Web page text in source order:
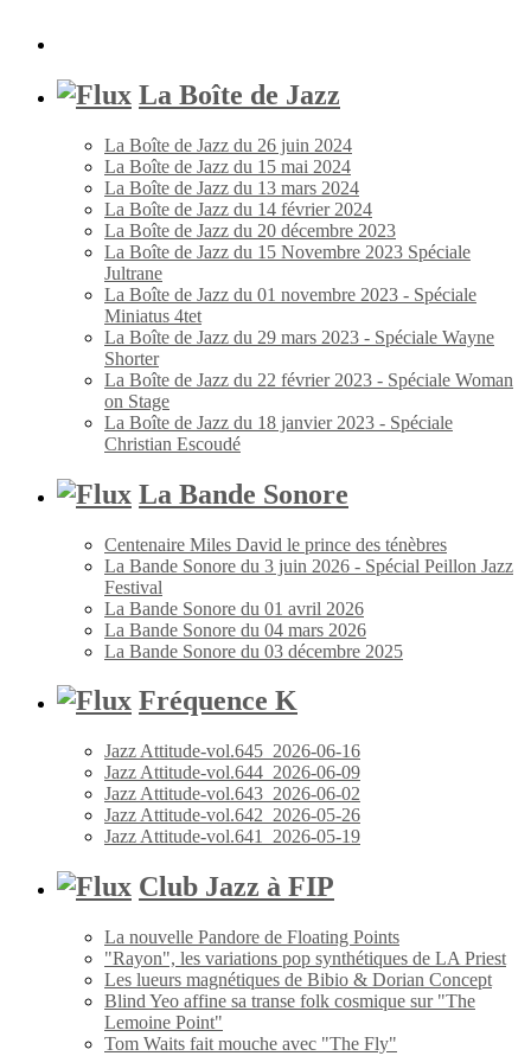
La Boîte de Jazz
La Boîte de Jazz du 26 juin 2024
La Boîte de Jazz du 15 mai 2024
La Boîte de Jazz du 13 mars 2024
La Boîte de Jazz du 14 février 2024
La Boîte de Jazz du 20 décembre 2023
La Boîte de Jazz du 15 Novembre 2023 Spéciale
Jultrane
La Boîte de Jazz du 01 novembre 2023 - Spéciale
Miniatus 4tet
La Boîte de Jazz du 29 mars 2023 - Spéciale Wayne
Shorter
La Boîte de Jazz du 22 février 2023 - Spéciale Woman
on Stage
La Boîte de Jazz du 18 janvier 2023 - Spéciale
Christian Escoudé
La Bande Sonore
Centenaire Miles David le prince des ténèbres
La Bande Sonore du 3 juin 2026 - Spécial Peillon Jazz
Festival
La Bande Sonore du 01 avril 2026
La Bande Sonore du 04 mars 2026
La Bande Sonore du 03 décembre 2025
Fréquence K
Jazz Attitude-vol.645_2026-06-16
Jazz Attitude-vol.644_2026-06-09
Jazz Attitude-vol.643_2026-06-02
Jazz Attitude-vol.642_2026-05-26
Jazz Attitude-vol.641_2026-05-19
Club Jazz à FIP
La nouvelle Pandore de Floating Points
"Rayon", les variations pop synthétiques de LA Priest
Les lueurs magnétiques de Bibio & Dorian Concept
Blind Yeo affine sa transe folk cosmique sur "The
Lemoine Point"
Tom Waits fait mouche avec "The Fly"